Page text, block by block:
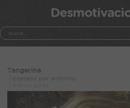
Tangerina
postado por anônimo